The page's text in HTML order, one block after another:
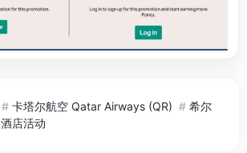
# 卡塔尔航空 Qatar Airways (QR) # 希尔
酒店活动